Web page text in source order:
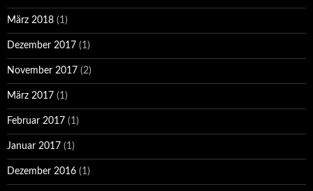
März 2018 (1)
Dezember 2017 (1)
November 2017 (2)
März 2017 (1)
Februar 2017 (1)
Januar 2017 (1)
Dezember 2016 (1)